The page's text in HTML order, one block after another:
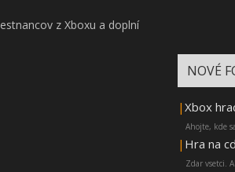
z Xboxu a doplní
NOVÉ
| Xbox
Ahojte, kde
| Hra na
Zdar vsetci.